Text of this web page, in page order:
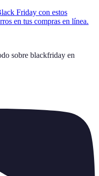
Friday con estos
en tus compras en línea.
sobre blackfriday en